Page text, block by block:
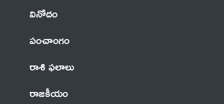
వినోదం
పంచాంగం
రాశి ఫలాలు
రాజకీయం